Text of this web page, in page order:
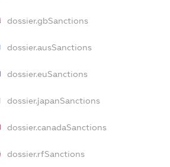
dossier.gbSanctions
dossier.ausSanctions
dossier.euSanctions
dossier.japanSanctions
dossier.canadaSanctions
dossier.rfSanctions